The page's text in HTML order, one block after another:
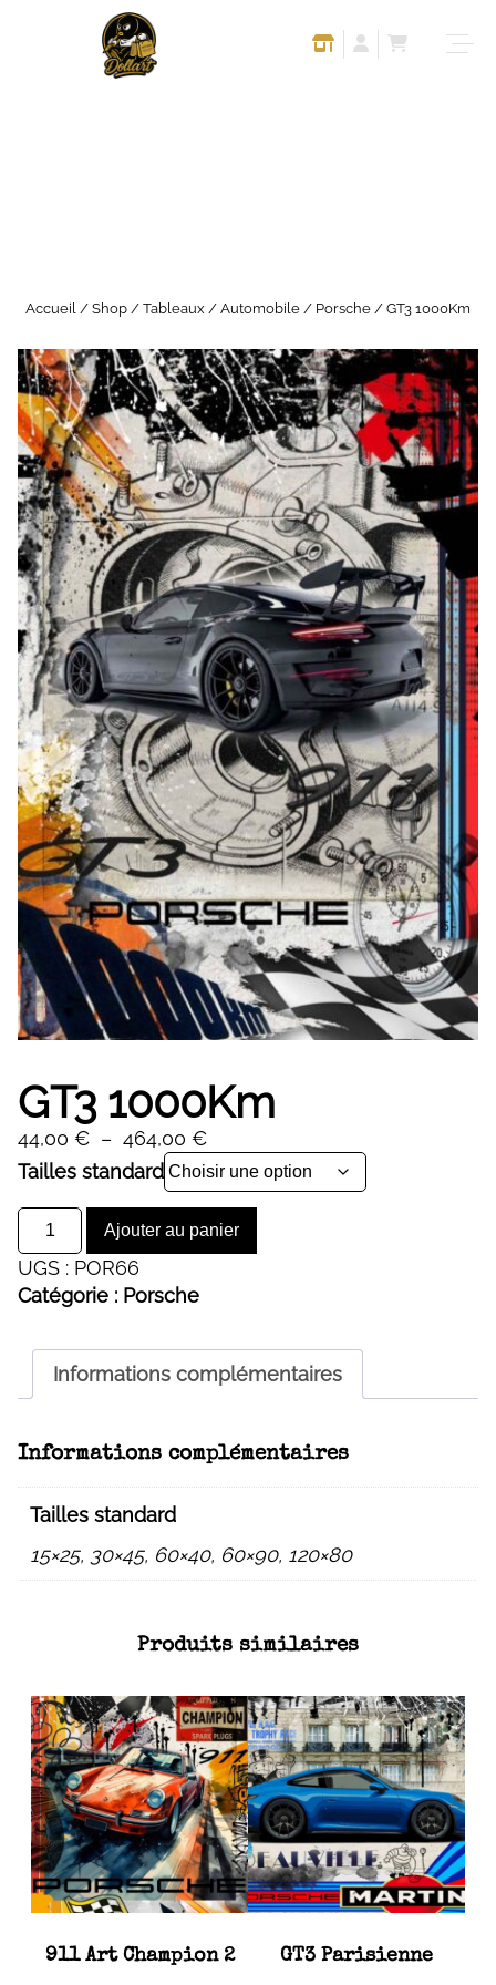
Accueil / Shop / Tableaux / Automobile / Porsche / GT3 1000Km
GT3 1000Km
44,00 € – 464,00 €Plage
de
prix :
44,00 €
à
Tailles standard
quantité
de
GT3
1000Km
Ajouter au panier
Alternative:
UGS : POR66
Catégorie : Porsche
Informations complémentaires
Informations complémentaires
Tailles standard
15×25, 30×45, 60×40, 60×90, 120×80
Produits similaires
911 Art Champion 2
GT3 Parisienne